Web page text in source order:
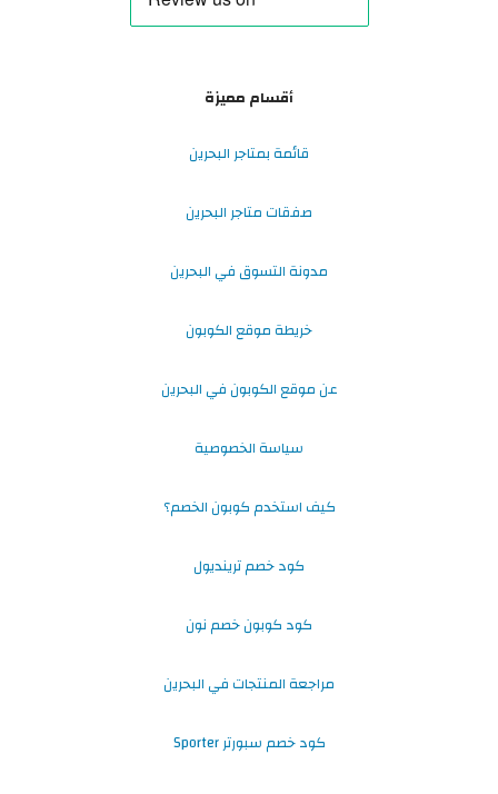
أقسام مميزة
قائمة بمتاجر البحرين
صفقات متاجر البحرين
مدونة التسوق في البحرين
خريطة موقع الكوبون
عن موقع الكوبون في البحرين
سياسة الخصوصية
كيف استخدم كوبون الخصم؟
كود خصم ترينديول
كود كوبون خصم نون
مراجعة المنتجات في البحرين
كود خصم سبورتر Sporter